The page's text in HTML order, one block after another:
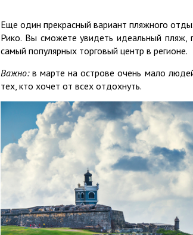
Еще один прекрасный вариант пляжного
Рико. Вы сможете увидеть идеальный пляж,
самый популярных торговый центр в регионе.
Важно:в марте на острове очень мало
тех, кто хочет от всех отдохнуть.